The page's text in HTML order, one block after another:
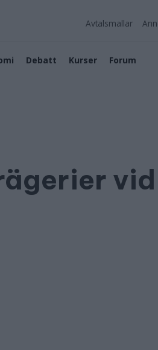
Avtalsmallar
Debatt Kurser Forum